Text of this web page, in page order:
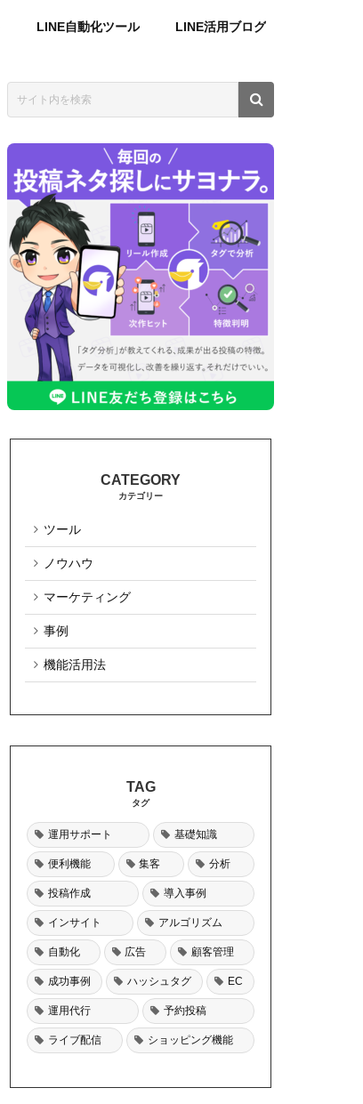
LINE自動化ツール LINE活用ブログ
カテゴリー
ツール
ノウハウ
マーケティング
事例
機能活用法
タグ
運用サポート 基礎知識
便利機能 集客 分析
投稿作成 導入事例
インサイト アルゴリズム
自動化 広告 顧客管理
成功事例 ハッシュタグ EC
運用代行 予約投稿
ライブ配信 ショッピング機能